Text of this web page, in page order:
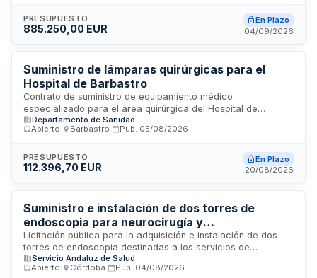
suministro cumplen con las características técnicas
establecidas en el pliego de prescripciones técnicas
criterios establecidos en la documentación de la
convocatoria.
PRESUPUESTO
885.250,00 EUR
En Plazo
04/09/2026
Suministro de lámparas quirúrgicas para el
Hospital de Barbastro
Contrato de suministro de equipamiento médico
especializado para el área quirúrgica del Hospital de
Barbastro. Se prevé la adquisición de lámparas quirúrgicas
específicamente diseñadas para uso en quirófano, mediante
La tramitación se realiza a través de plataformas
electrónicas de contratación pública.
Departamento de Sanidad
Abierto
Barbastro Pub. 05/08/2026
PRESUPUESTO
112.396,70 EUR
En Plazo
20/08/2026
Suministro e instalación de dos torres de
endoscopia para neurocirugía y
otorrinolaringología del Hospital Reina Sofía de
Córdoba
Licitación pública para la adquisición e instalación de dos
torres de endoscopia destinadas a los servicios de
neurocirugía y otorrinolaringología del Hospital Reina Sofía
de Córdoba. El Servicio Andaluz de Salud licita este
Servicio Andaluz de Salud
Abierto
Córdoba Pub. 04/08/2026